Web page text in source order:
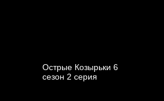
Острые Козырьки 6
cезон 2 cерия